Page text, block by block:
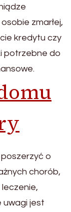
zmarłej,
kredytu czy
potrzebne do
o
chorób,
uwagi jest